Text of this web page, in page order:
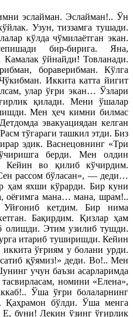
эслайман. Эслайман!.. Ўн
Узун, тиззамга тушади.
кўлда чўмилаётган экан.
бир-бирига. Яна,
ўйнайди! Товланади.
бораверибман. Кўлга
Иккита катта йигит
улар ўғри экан… Ўзлари
қилади. Мени ўшалар
Мен ҳеч кимни билмас
эвакуациядан келган
тўгараги ташкил этди. Биз
эдик. Васнецовнинг «Три
берди. Мен олдин
Кейин во қилиб кўчирдим.
рассом бўласан», — деди…
ҳам яхши кўрарди. Бир куни
оёғимга мана… мана, шрам!..
кетдим. Бир нима
Бақирдим. Қизлар ҳам
олишди. Этим узилиб тушди.
итариб туширишди. Кейин
ўғриям у болани урди.
қўямиз!» деди. Во!.. Мен
учун баъзи асарларимда
номини «Елена»,
Ўша ўғри болаларнинг
Қаҳрамон бўлди. Ўша менга
буни! Лекин ўзинг ўғирлик